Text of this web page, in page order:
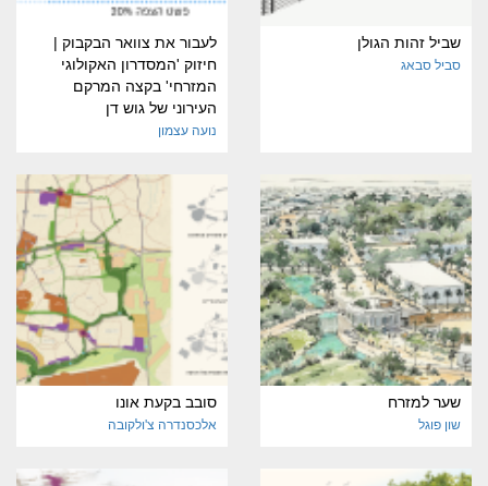
שביל זהות הגולן
סביל סבאג
לעבור את צוואר הבקבוק |
חיזוק 'המסדרון האקולוגי
המזרחי' בקצה המרקם
העירוני של גוש דן
נועה עצמון
שער למזרח
שון פוגל
סובב בקעת אונו
אלכסנדרה צ'ולקובה